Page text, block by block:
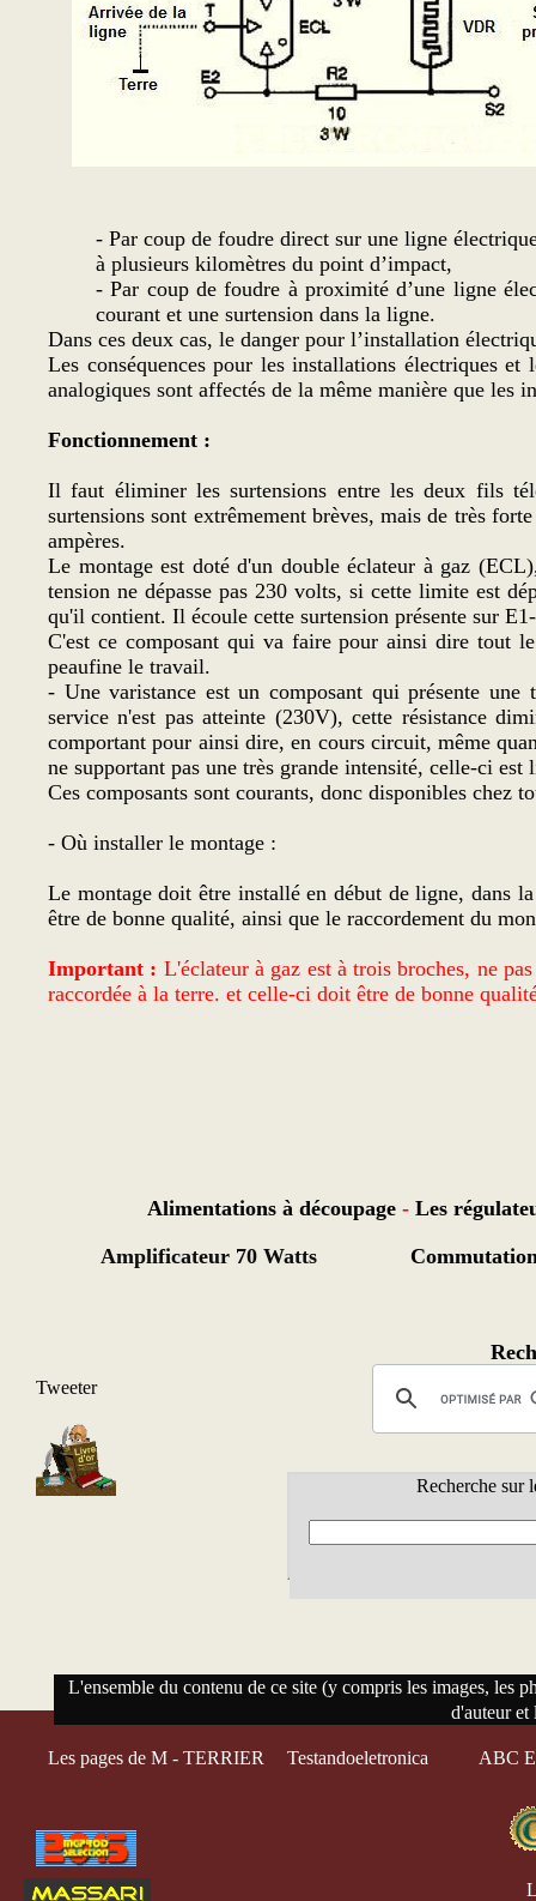
- Par coup de foudre direct sur une ligne
à plusieurs kilomètres du point d’impact,
- Par coup de foudre à proximité d’une ligne
courant et une surtension dans la ligne.
Dans ces deux cas, le danger pour l’installation
Les conséquences pour les installations électriques
analogiques sont affectés de la même manière que les
Fonctionnement :
Il faut éliminer les surtensions entre les deux fils
surtensions sont extrêmement brèves, mais de très
ampères.
Le montage est doté d'un double éclateur à gaz
tension ne dépasse pas 230 volts, si cette limite est
qu'il contient. Il écoule cette surtension présente sur
C'est ce composant qui va faire pour ainsi dire tout
peaufine le travail.
- Une varistance est un composant qui présente une
service n'est pas atteinte (230V), cette résistance
comportant pour ainsi dire, en cours circuit, même
ne supportant pas une très grande intensité, celle-ci
Ces composants sont courants, donc disponibles chez
- Où installer le montage :
Le montage doit être installé en début de ligne, dans
être de bonne qualité, ainsi que le raccordement du
Important : L'éclateur à gaz est à trois broches, ne
raccordée à la terre. et celle-ci doit être de bonne
Alimentations à découpage - Les
Amplificateur 70 Watts
Tweeter
Recherche sur
L'ensemble du contenu de ce site (y compris les images, les
d'auteur et
Les pages de M - TERRIER Testandoeletronica ABC